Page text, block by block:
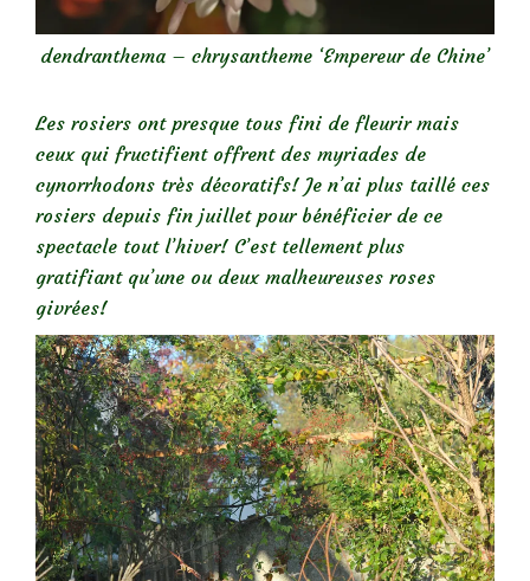
dendranthema – chrysantheme ‘Empereur de Chine’
Les rosiers ont presque tous fini de fleurir mais
ceux qui fructifient offrent des myriades de
cynorrhodons très décoratifs! Je n’ai plus taillé ces
rosiers depuis fin juillet pour bénéficier de ce
spectacle tout l’hiver! C’est tellement plus
gratifiant qu’une ou deux malheureuses roses
givrées!